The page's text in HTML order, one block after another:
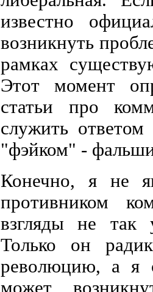
известно
возникнуть
рамках
Этот момент
статьи про
служить
"фэйком" -
Конечно, я не
противником
взгляды не так
Только он
революцию, а я
может